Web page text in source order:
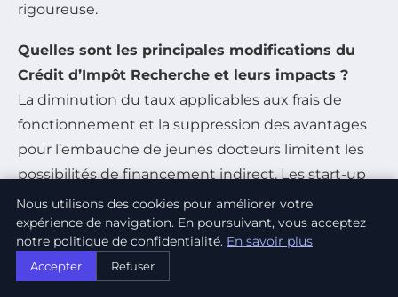
rigoureuse.
Quelles sont les principales modifications du
Crédit d’Impôt Recherche et leurs impacts ?
La diminution du taux applicables aux frais de
fonctionnement et la suppression des avantages
pour l’embauche de jeunes docteurs limitent les
possibilités de financement indirect. Les start-up
sont amenées à chercher des solutions
complémentaires, comme des subventions ou des
financements privés.
Nous utilisons des cookies pour améliorer votre
expérience de navigation. En poursuivant, vous acceptez
notre politique de confidentialité. En savoir plus
Accepter Refuser